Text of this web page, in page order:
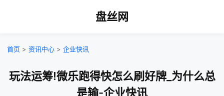
盘丝网
首页 > 资讯中心 > 企业快讯
玩法运筹!微乐跑得快怎么刷好牌_为什么总
是输-企业快讯